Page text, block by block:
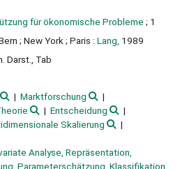
für ökonomische Probleme ; 1
; New York ; Paris : Lang, 1989
Darst., Tab
Marktforschung
Entscheidung
Skalierung
Analyse, Repräsentation,
Parameterschätzung, Klassifikation,